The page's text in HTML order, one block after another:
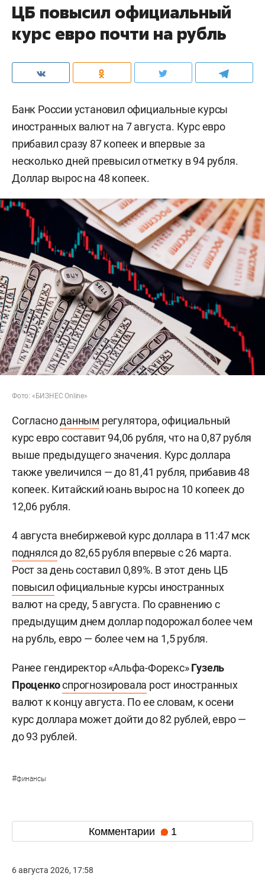
ЦБ повысил официальный
курс евро почти на рубль
Банк России установил официальные курсы
иностранных валют на 7 августа. Курс евро
прибавил сразу 87 копеек и впервые за
несколько дней превысил отметку в 94 рубля.
Доллар вырос на 48 копеек.
Фото: «БИЗНЕС Online»
Согласноданным регулятора, официальный
курс евро составит 94,06 рубля, что на 0,87 рубля
выше предыдущего значения. Курс доллара
также увеличился — до 81,41 рубля, прибавив 48
копеек. Китайский юань вырос на 10 копеек до
12,06 рубля.
4 августа внебиржевой курс доллара в 11:47 мск
поднялсядо 82,65 рубля впервые с 26 марта.
Рост за день составил 0,89%. В этот день ЦБ
повысилофициальные курсы иностранных
валют на среду, 5 августа. По сравнению с
предыдущим днем доллар подорожал более чем
на рубль, евро — более чем на 1,5 рубля.
Ранее гендиректор «Альфа-Форекс»Гузель
Проценкоспрогнозировала рост иностранных
валют к концу августа. По ее словам, к осени
курс доллара может дойти до 82 рублей, евро —
до 93 рублей.
#финансы
Комментарии 1
6 августа 2026, 17:58